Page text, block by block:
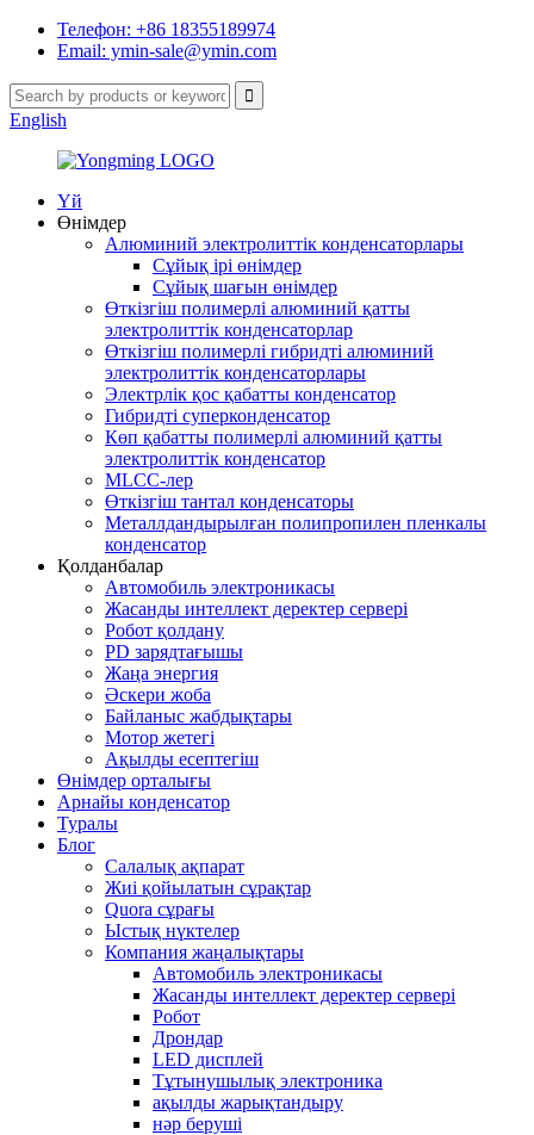
Телефон: +86 18355189974
Email: ymin-sale@ymin.com
English
Үй
Өнімдер
Алюминий электролиттік конденсаторлары
Сұйық ірі өнімдер
Сұйық шағын өнімдер
Өткізгіш полимерлі алюминий қатты
электролиттік конденсаторлар
Өткізгіш полимерлі гибридті алюминий
электролиттік конденсаторлары
Электрлік қос қабатты конденсатор
Гибридті суперконденсатор
Көп қабатты полимерлі алюминий қатты
электролиттік конденсатор
MLCC-лер
Өткізгіш тантал конденсаторы
Металлдандырылған полипропилен пленкалы
конденсатор
Қолданбалар
Автомобиль электроникасы
Жасанды интеллект деректер сервері
Робот қолдану
PD зарядтағышы
Жаңа энергия
Әскери жоба
Байланыс жабдықтары
Мотор жетегі
Ақылды есептегіш
Өнімдер орталығы
Арнайы конденсатор
Туралы
Блог
Салалық ақпарат
Жиі қойылатын сұрақтар
Quora сұрағы
Ыстық нүктелер
Компания жаңалықтары
Автомобиль электроникасы
Жасанды интеллект деректер сервері
Робот
Дрондар
LED дисплей
Тұтынушылық электроника
ақылды жарықтандыру
нәр беруші